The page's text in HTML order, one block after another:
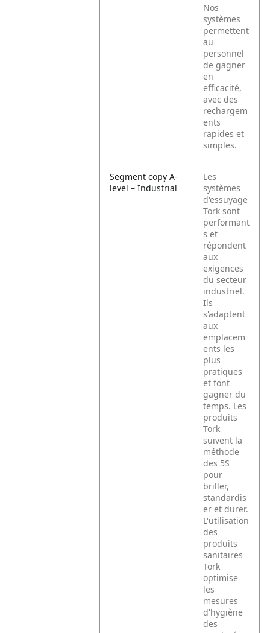
Nos
systèmes
permettent
au
personnel
de gagner
en
efficacité,
avec des
rechargem
ents
rapides et
simples.
Segment copy A-
level – Industrial
Les
systèmes
d'essuyage
Tork sont
performant
s et
répondent
aux
exigences
du secteur
industriel.
Ils
s'adaptent
aux
emplacem
ents les
plus
pratiques
et font
gagner du
temps. Les
produits
Tork
suivent la
méthode
des 5S
pour
briller,
standardis
er et durer.
L'utilisation
des
produits
sanitaires
Tork
optimise
les
mesures
d'hygiène
des